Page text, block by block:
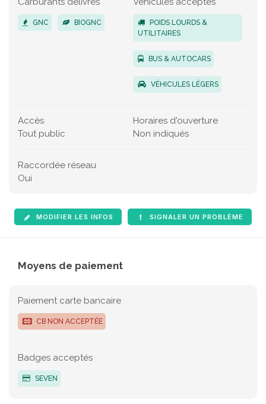
GNC BIOGNC
POIDS LOURDS &
UTILITAIRES
BUS & AUTOCARS
VÉHICULES LÉGERS
Accès
Tout public
Horaires d'ouverture
Non indiqués
Raccordée réseau
Oui
MODIFIER LES INFOS SIGNALER UN PROBLÈME
Moyens de paiement
Paiement carte bancaire
CB NON ACCEPTÉE
Badges acceptés
SEVEN